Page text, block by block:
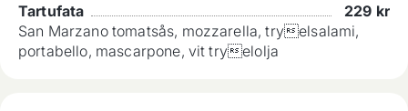
Tartufata
229 kr
San Marzano tomatsås, mozzarella, tryelsalami,
portabello, mascarpone, vit tryelolja